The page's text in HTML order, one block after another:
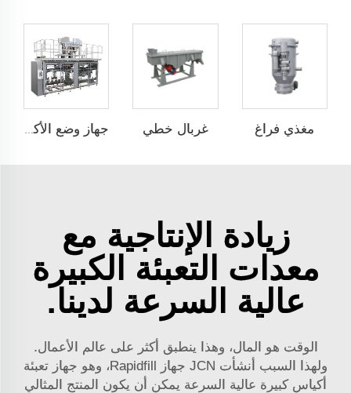
مغذي فراغ غربال خطي جهاز وضع الأكياس تلقائيًا ذو محطتين JCN-G2-2A-B
زيادة الإنتاجية مع
معدات التعبئة الكبيرة
عالية السرعة لدينا.
الوقت هو المال، وهذا ينطبق أكثر على عالم الأعمال.
ولهذا السبب أنشأت JCN جهاز Rapidfill، وهو جهاز تعبئة
أكياس كبيرة عالية السرعة يمكن أن يكون المنتج المثالي